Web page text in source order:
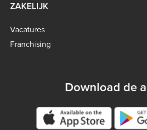
ZAKELIJK
Vacatures
Franchising
Download de
Google play store